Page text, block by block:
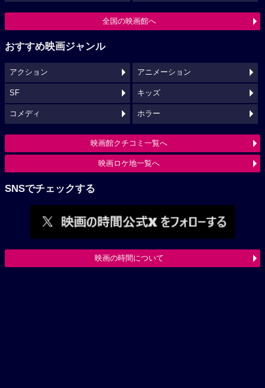
全国の映画館へ
おすすめ映画ジャンル
アクション アニメーション
SF キッズ
コメディ ホラー
映画館クチコミ一覧へ
映画ロケ地一覧へ
SNSでチェックする
映画の時間について